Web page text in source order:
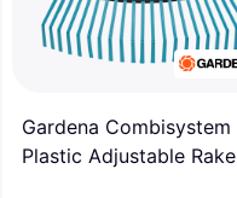
Gardena Combisystem
Plastic Adjustable Rake